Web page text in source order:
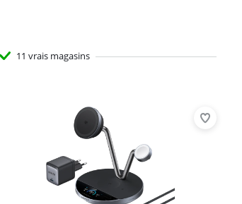
11 vrais magasins